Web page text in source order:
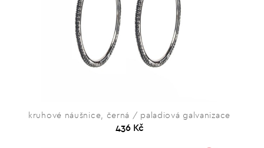
kruhové náušnice, černá / paladiová galvanizace
436 Kč